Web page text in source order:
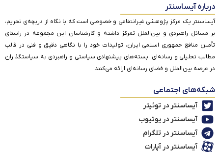
درباره آیساسنتر
آیساسنتر یک مرکز پژوهشی غیرانتفاعی و خصوصی است که با نگاه از دریچه‌ی تحریم،
بر مسائل راهبردی و بین‌الملل تمرکز داشته و کارشناسان این مجموعه در راستای
تأمین منافع جمهوری اسلامی ایران، تولیدات خود را با نگاهی دقیق و فنی در قالب
مطالب تحلیلی و رسانه‌ای، بسته‌های پیشنهادی سیاستی و راهبردی به سیاستگذاران
در عرصه بین‌الملل و فضای رسانه‌ای ارائه می‌کنند.
شبکه‌های اجتماعی
آیساسنتر در توئیتر
آیساسنتر در یوتیوب
آیساسنتر در تلگرام
آیساسنتر در آپارات